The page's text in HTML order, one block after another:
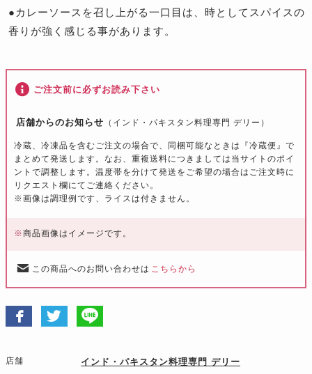
●カレーソースを召し上がる一口目は、時としてスパイスの
香りが強く感じる事があります。
ご注文前に必ずお読み下さい
店舗からのお知らせ （インド・パキスタン料理専門 デリー）
冷蔵、冷凍品を含むご注文の場合で、同梱可能なときは『冷蔵便』で
まとめて発送します。なお、重複送料につきましては当サイトのポイ
ントで調整します。温度帯を分けて発送をご希望の場合はご注文時に
リクエスト欄にてご連絡ください。
※画像は調理例です、ライスは付きません。
※商品画像はイメージです。
この商品へのお問い合わせは こちらから
店舗 インド・パキスタン料理専門 デリー